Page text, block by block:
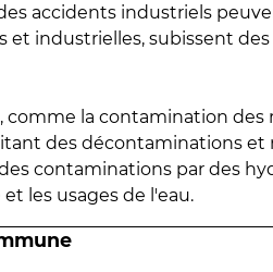
accidents industriels
et industrielles, subissent
comme la contamination des
des décontaminations et
contaminations par des
les usages de l'eau.